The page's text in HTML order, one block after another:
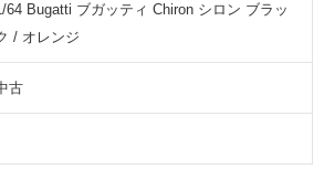
64 Bugatti ブガッティ Chiron シロン ブラッ
/ オレンジ
古